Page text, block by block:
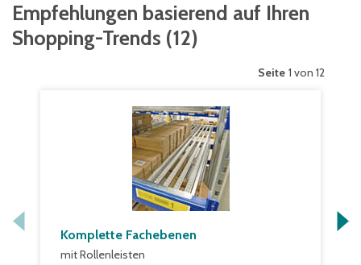
Empfehlungen basierend auf Ihren
Shopping-Trends (12)
Seite 1 von 12
Komplette Fachebenen
mit Rollenleisten